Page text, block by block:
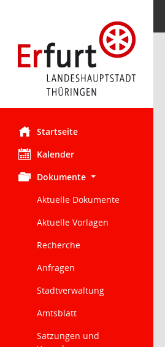
Startseite
Kalender
Dokumente
Aktuelle Dokumente
Aktuelle Vorlagen
Recherche
Anfragen
Stadtverwaltung
Amtsblatt
Satzungen und